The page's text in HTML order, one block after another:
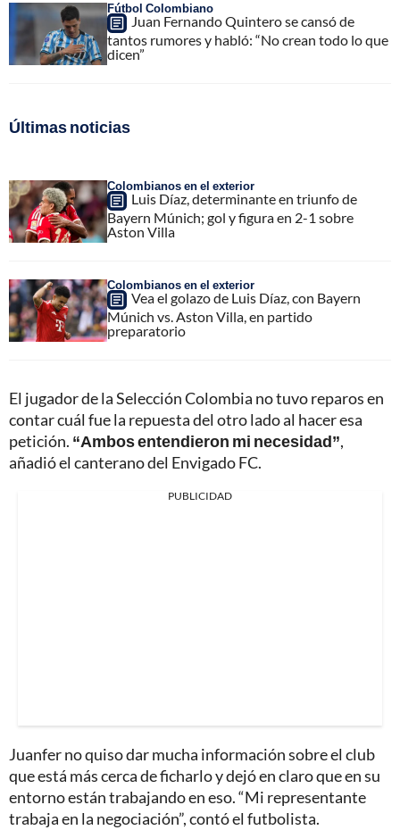
Fútbol Colombiano
Juan Fernando Quintero se cansó de
tantos rumores y habló: “No crean todo lo que
dicen”
Últimas noticias
Colombianos en el exterior
Luis Díaz, determinante en triunfo de
Bayern Múnich; gol y figura en 2-1 sobre
Aston Villa
Colombianos en el exterior
Vea el golazo de Luis Díaz, con Bayern
Múnich vs. Aston Villa, en partido
preparatorio
El jugador de la Selección Colombia no tuvo reparos en
contar cuál fue la repuesta del otro lado al hacer esa
petición. “Ambos entendieron mi necesidad”,
añadió el canterano del Envigado FC.
PUBLICIDAD
Juanfer no quiso dar mucha información sobre el club
que está más cerca de ficharlo y dejó en claro que en su
entorno están trabajando en eso. “Mi representante
trabaja en la negociación”, contó el futbolista.